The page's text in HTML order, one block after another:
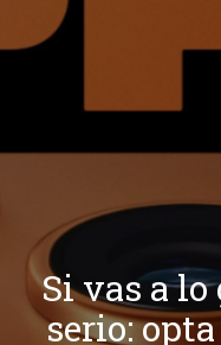
Si vas a lo
serio: